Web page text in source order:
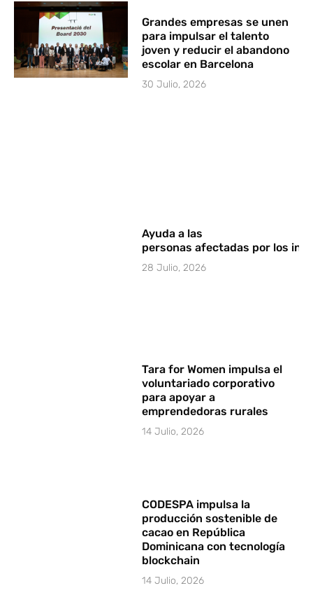
Grandes empresas se unen
para impulsar el talento
joven y reducir el abandono
escolar en Barcelona
30 Julio, 2026
Ayuda a las
personas afectadas por los
28 Julio, 2026
Tara for Women impulsa el
voluntariado corporativo
para apoyar a
emprendedoras rurales
14 Julio, 2026
CODESPA impulsa la
producción sostenible de
cacao en República
Dominicana con tecnología
blockchain
14 Julio, 2026